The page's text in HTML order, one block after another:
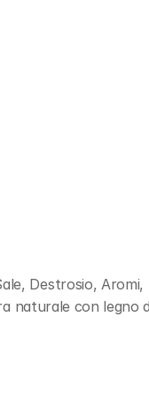
Destrosio,
naturale con legno